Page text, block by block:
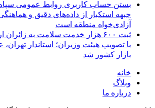
بستن حساب کاربری روابط عمومی
جبهه استکبار از داده‌های دقیق و
آزادی‌خواه منطقه است
ثبت ۶۰۰ هزار خدمت سلامت به زائران اربعین
با تصویب هیئت وزیران؛ استاندار
بازار کشور شد
خانه
وبلاگ
درباره ما